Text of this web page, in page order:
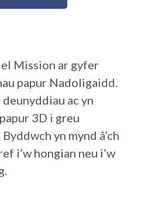
Mission ar gyfer
papur Nadoligaidd.
ac yn
3D i greu
yn mynd â’ch
i’w hongian neu i’w